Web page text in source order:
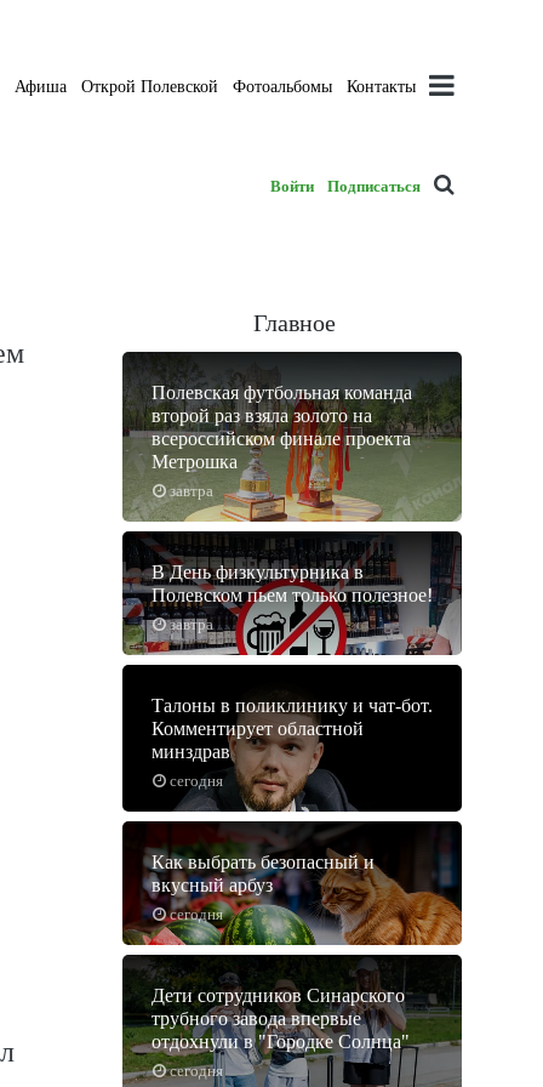
Афиша Открой Полевской Фотоальбомы Контакты
Войти Подписаться
Главное
завтра
Полевская футбольная команда
второй раз взяла золото на
всероссийском финале проекта
Метрошка
завтра
В День физкультурника в
Полевском пьем только полезное!
сегодня
Талоны в поликлинику и чат-бот.
Комментирует областной
минздрав
сегодня
Как выбрать безопасный и
вкусный арбуз
сегодня
Дети сотрудников Синарского
трубного завода впервые
отдохнули в "Городке Солнца"